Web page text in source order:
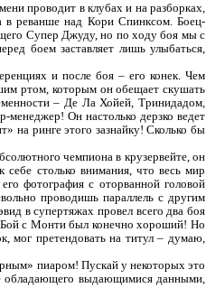
проводит в клубах и на разборках,
в реванше над Кори Спинксом. Боец-
Супер Джуду, но по ходу боя мы с
боем заставляет лишь улыбаться,
и после боя – его конек. Чем
ртом, которым он обещает скушать
– Де Ла Хойей, Тринидадом,
Он настолько дерзко ведет
на ринге этого зазнайку! Сколько бы
чемпиона в крузервейте, он
столько внимания, что весь мир
фотография с оторванной головой
проводишь параллель с другим
в супертяжах провел всего два боя
с Монти был конечно хороший! Но
мог претендовать на титул – думаю,
пиаром! Пускай у некоторых это
обладающего выдающимися данными,